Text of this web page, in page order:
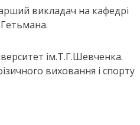
викладач на кафедрі
ім.Т.Г.Шевченка.
виховання і спорту